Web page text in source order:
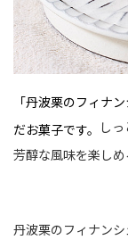
「丹波栗のフィナ
だお菓子です。 し
芳醇な風味を楽しめ
丹波栗のフィナン